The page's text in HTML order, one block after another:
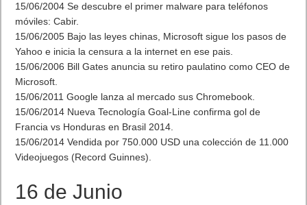
15/06/2004 Se descubre el primer malware para teléfonos
móviles: Cabir.
15/06/2005 Bajo las leyes chinas, Microsoft sigue los pasos de
Yahoo e inicia la censura a la internet en ese pais.
15/06/2006 Bill Gates anuncia su retiro paulatino como CEO de
Microsoft.
15/06/2011 Google lanza al mercado sus Chromebook.
15/06/2014 Nueva Tecnología Goal-Line confirma gol de
Francia vs Honduras en Brasil 2014.
15/06/2014 Vendida por 750.000 USD una colección de 11.000
Videojuegos (Record Guinnes).
16 de Junio